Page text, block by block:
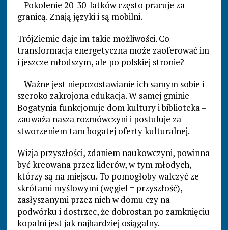
– Pokolenie 20-30-latków często pracuje za
granicą. Znają języki i są mobilni.
TrójZiemie daje im takie możliwości. Co
transformacja energetyczna może zaoferować im
i jeszcze młodszym, ale po polskiej stronie?
– Ważne jest niepozostawianie ich samym sobie i
szeroko zakrojona edukacja. W samej gminie
Bogatynia funkcjonuje dom kultury i biblioteka –
zauważa nasza rozmówczyni i postuluje za
stworzeniem tam bogatej oferty kulturalnej.
Wizja przyszłości, zdaniem naukowczyni, powinna
być kreowana przez liderów, w tym młodych,
którzy są na miejscu. To pomogłoby walczyć ze
skrótami myślowymi (węgiel = przyszłość),
zasłyszanymi przez nich w domu czy na
podwórku i dostrzec, że dobrostan po zamknięciu
kopalni jest jak najbardziej osiągalny.